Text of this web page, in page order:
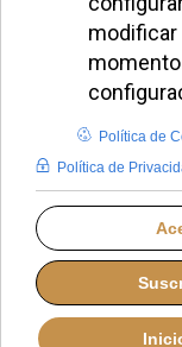
con
MARTES, 23 JUNIO